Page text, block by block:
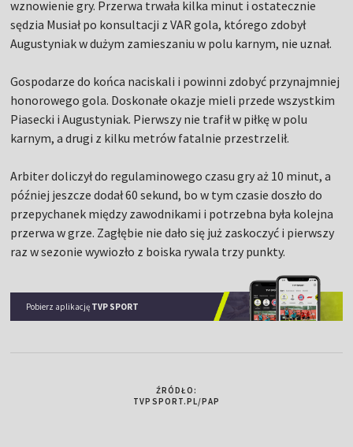
wznowienie gry. Przerwa trwała kilka minut i ostatecznie
sędzia Musiał po konsultacji z VAR gola, którego zdobył
Augustyniak w dużym zamieszaniu w polu karnym, nie uznał.
Gospodarze do końca naciskali i powinni zdobyć przynajmniej
honorowego gola. Doskonałe okazje mieli przede wszystkim
Piasecki i Augustyniak. Pierwszy nie trafił w piłkę w polu
karnym, a drugi z kilku metrów fatalnie przestrzelił.
Arbiter doliczył do regulaminowego czasu gry aż 10 minut, a
później jeszcze dodał 60 sekund, bo w tym czasie doszło do
przepychanek między zawodnikami i potrzebna była kolejna
przerwa w grze. Zagłębie nie dało się już zaskoczyć i pierwszy
raz w sezonie wywiozło z boiska rywala trzy punkty.
Pobierz aplikację TVP SPORT
ŹRÓDŁO:
TVPSPORT.PL/PAP